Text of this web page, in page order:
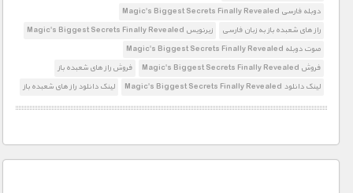
1900 تومان – خريد قسمت 5 (افزودن به سبد خريد)
1900 تومان – خريد قسمت 7 (افزودن به سبد خريد)
1900 تومان – خريد قسمت 8 (افزودن به سبد خريد)
دوبله فارسی Magic's Biggest Secrets Finally Revealed
راز های شعبده باز به زبان فارسی
زیرنویس Magic's Biggest Secrets Finally Revealed
صوت دوبله Magic's Biggest Secrets Finally Revealed
فروش Magic's Biggest Secrets Finally Revealed
فروش راز های شعبده باز
لینک دانلود Magic's Biggest Secrets Finally Revealed
لینک دانلود راز های شعبده باز